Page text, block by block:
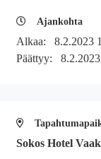
Ajankohta
Alkaa: 8.2.2023
Päättyy:
Sokos Hotel